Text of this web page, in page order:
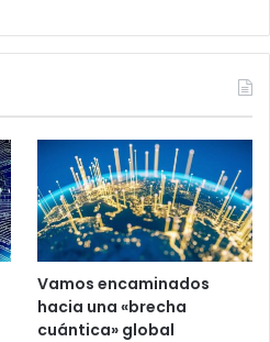
Vamos encaminados
hacia una «brecha
cuántica» global